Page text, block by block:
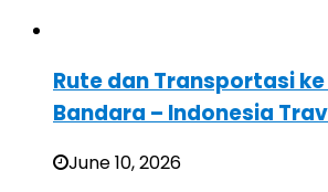
Rute dan Transportasi
Bandara – Indonesia
June 10, 2026